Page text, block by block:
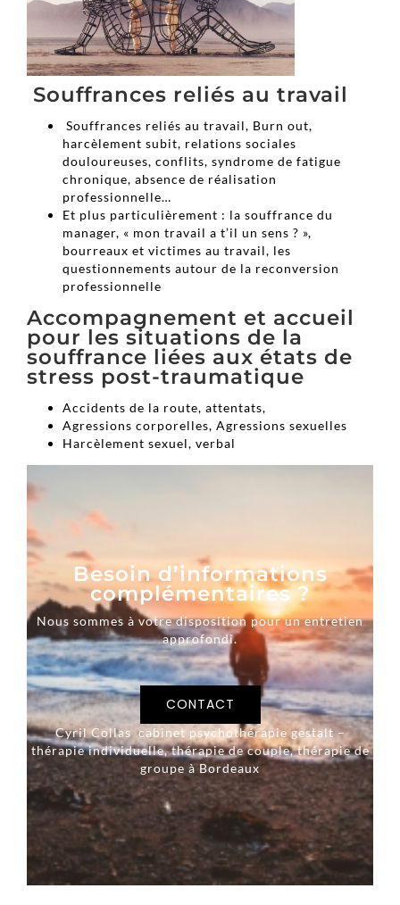
Souffrances reliés au travail
Souffrances reliés au travail, Burn out,
harcèlement subit, relations sociales
douloureuses, conflits, syndrome de fatigue
chronique, absence de réalisation
professionnelle…
Et plus particulièrement : la souffrance du
manager, « mon travail a t’il un sens ? »,
bourreaux et victimes au travail, les
questionnements autour de la reconversion
professionnelle
Accompagnement et accueil
pour les situations de la
souffrance liées aux états de
stress post-traumatique
Accidents de la route, attentats,
Agressions corporelles, Agressions sexuelles
Harcèlement sexuel, verbal
Besoin d’informations
complémentaires ?
Nous sommes à votre disposition pour un entretien
approfondi.
CONTACT
Cyril Collas cabinet psychothérapie gestalt –
thérapie individuelle, thérapie de couple, thérapie de
groupe à Bordeaux